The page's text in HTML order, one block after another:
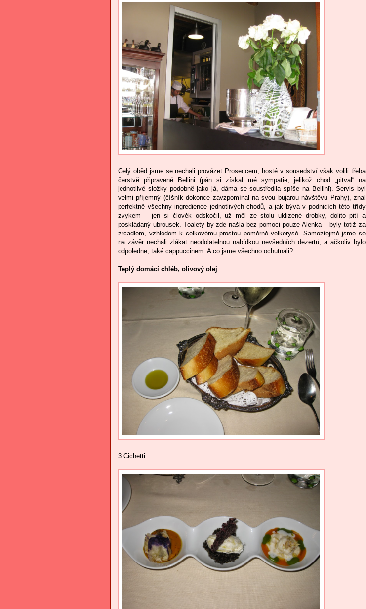
Celý oběd jsme se nechali provázet Proseccem, hosté v sousedství však volili třeba
čerstvě připravené Bellini (pán si získal mé sympatie, jelikož chod „pitval“ na
jednotlivé složky podobně jako já, dáma se soustředila spíše na Bellini). Servis byl
velmi příjemný (číšník dokonce zavzpomínal na svou bujarou návštěvu Prahy), znal
perfektně všechny ingredience jednotlivých chodů, a jak bývá v podnicích této třídy
zvykem – jen si člověk odskočil, už měl ze stolu uklizené drobky, dolito pití a
poskládaný ubrousek. Toalety by zde našla bez pomoci pouze Alenka – byly totiž za
zrcadlem, vzhledem k celkovému prostou poměrně velkorysé. Samozřejmě jsme se
na závěr nechali zlákat neodolatelnou nabídkou nevšedních dezertů, a ačkoliv bylo
odpoledne, také cappuccinem. A co jsme všechno ochutnali?
Teplý domácí chléb, olivový olej
3 Cichetti: